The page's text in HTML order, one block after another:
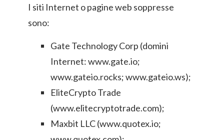
I siti Internet o pagine web soppresse
sono:
Gate Technology Corp (domini
Internet: www.gate.io;
www.gateio.rocks; www.gateio.ws);
EliteCrypto Trade
(www.elitecryptotrade.com);
Maxbit LLC (www.quotex.io;